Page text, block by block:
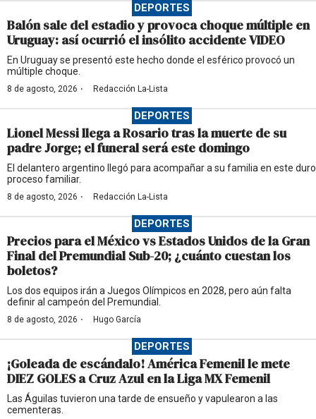
DEPORTES
Balón sale del estadio y provoca choque múltiple en
Uruguay: así ocurrió el insólito accidente VIDEO
En Uruguay se presentó este hecho donde el esférico provocó un
múltiple choque.
8 de agosto, 2026 · Redacción La-Lista
DEPORTES
Lionel Messi llega a Rosario tras la muerte de su
padre Jorge; el funeral será este domingo
El delantero argentino llegó para acompañar a su familia en este duro
proceso familiar.
8 de agosto, 2026 · Redacción La-Lista
DEPORTES
Precios para el México vs Estados Unidos de la Gran
Final del Premundial Sub-20; ¿cuánto cuestan los
boletos?
Los dos equipos irán a Juegos Olímpicos en 2028, pero aún falta
definir al campeón del Premundial.
8 de agosto, 2026 · Hugo García
DEPORTES
¡Goleada de escándalo! América Femenil le mete
DIEZ GOLES a Cruz Azul en la Liga MX Femenil
Las Águilas tuvieron una tarde de ensueño y vapulearon a las
cementeras.